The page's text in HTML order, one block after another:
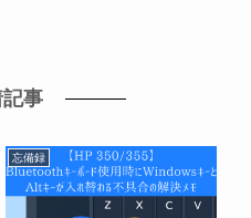
事
忘備録